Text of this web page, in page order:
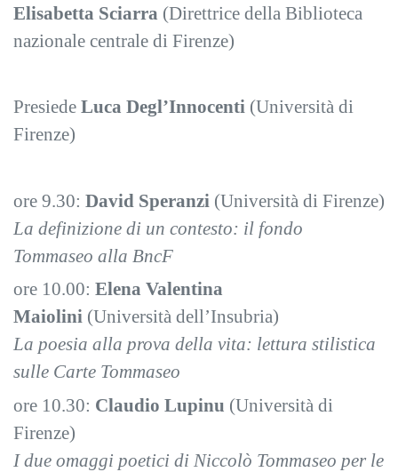
Elisabetta Sciarra (Direttrice della Biblioteca
nazionale centrale di Firenze)
Presiede Luca Degl’Innocenti (Università di
Firenze)
ore 9.30: David Speranzi (Università di Firenze)
La definizione di un contesto: il fondo
Tommaseo alla BncF
ore 10.00: Elena Valentina
Maiolini (Università dell’Insubria)
La poesia alla prova della vita: lettura stilistica
sulle Carte Tommaseo
ore 10.30: Claudio Lupinu (Università di
Firenze)
I due omaggi poetici di Niccolò Tommaseo per le